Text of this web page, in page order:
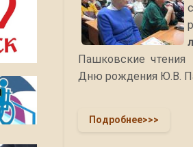
Пашковские чтения
Дню рождения Ю.В.
Подробнее>>>